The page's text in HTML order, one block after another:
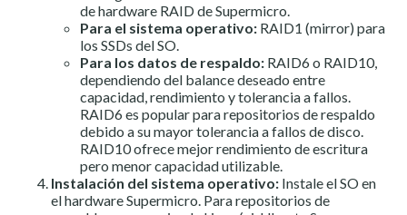
de hardware RAID de Supermicro.
Para el sistema operativo: RAID1 (mirror) para
los SSDs del SO.
Para los datos de respaldo: RAID6 o RAID10,
dependiendo del balance deseado entre
capacidad, rendimiento y tolerancia a fallos.
RAID6 es popular para repositorios de respaldo
debido a su mayor tolerancia a fallos de disco.
RAID10 ofrece mejor rendimiento de escritura
pero menor capacidad utilizable.
Instalación del sistema operativo: Instale el SO en
el hardware Supermicro. Para repositorios de